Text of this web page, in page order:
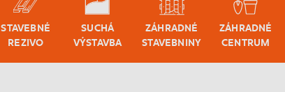
STAVEBNÉ
REZIVO
SUCHÁ
VÝSTAVBA
ZÁHRADNÉ
STAVEBNINY
ZÁHRADNÉ
CENTRUM